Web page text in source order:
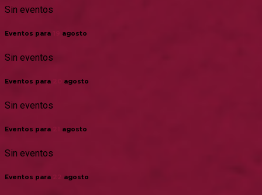
Sin eventos
Eventos para agosto
Sin eventos
Eventos para agosto
Sin eventos
Eventos para agosto
Sin eventos
Eventos para agosto